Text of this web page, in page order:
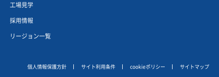
工場見学
採用情報
リージョン一覧
個人情報保護方針 サイト利用条件 cookieポリシー サイトマップ